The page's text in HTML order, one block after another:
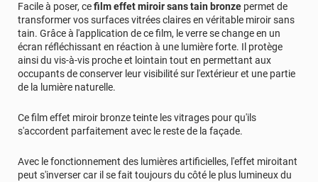
Facile à poser, cefilm effet miroir sans tain bronze permet de
transformer vos surfaces vitrées claires en véritable miroir sans
tain. Grâce à l'application de ce film, le verre se change en un
écran réfléchissant en réaction à une lumière forte. Il protège
ainsi du vis-à-vis proche et lointain tout en permettant aux
occupants de conserver leur visibilité sur l'extérieur et une partie
de la lumière naturelle.
Ce film effet miroir bronze teinte les vitrages pour qu'ils
s'accordent parfaitement avec le reste de la façade.
Avec le fonctionnement des lumières artificielles, l'effet miroitant
peut s'inverser car il se fait toujours du côté le plus lumineux du